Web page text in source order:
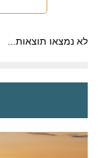
לא נמצאו תוצאות...